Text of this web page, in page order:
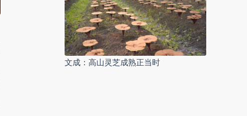
文成：高山灵芝成熟正当时